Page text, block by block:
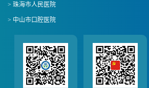
> 珠海市人民医院
> 中山市口腔医院